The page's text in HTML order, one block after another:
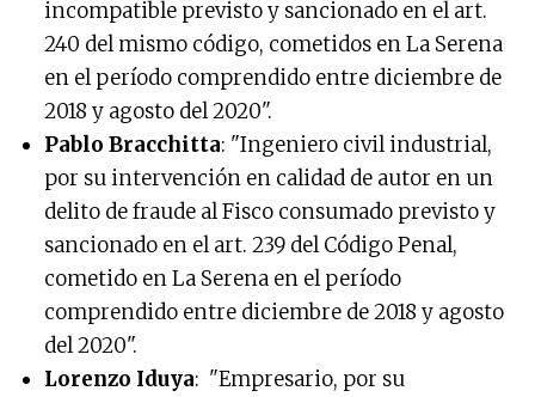
incompatible previsto y sancionado en el art.
240 del mismo código, cometidos en La Serena
en el período comprendido entre diciembre de
2018 y agosto del 2020".
Pablo Bracchitta: "Ingeniero civil industrial,
por su intervención en calidad de autor en un
delito de fraude al Fisco consumado previsto y
sancionado en el art. 239 del Código Penal,
cometido en La Serena en el período
comprendido entre diciembre de 2018 y agosto
del 2020".
Lorenzo Iduya: "Empresario, por su